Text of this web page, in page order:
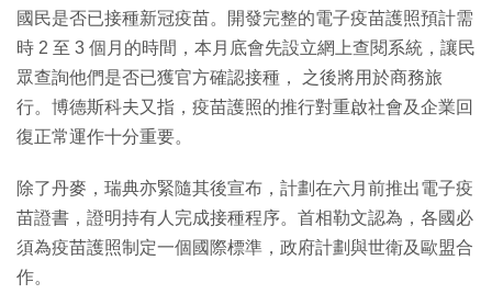
國民是否已接種新冠疫苗。開發完整的電子疫苗護照預計需
時 2 至 3 個月的時間，本月底會先設立網上查閱系統，讓民
眾查詢他們是否已獲官方確認接種， 之後將用於商務旅
行。博德斯科夫又指，疫苗護照的推行對重啟社會及企業回
復正常運作十分重要。
除了丹麥，瑞典亦緊隨其後宣布，計劃在六月前推出電子疫
苗證書，證明持有人完成接種程序。首相勒文認為，各國必
須為疫苗護照制定一個國際標準，政府計劃與世衛及歐盟合
作。